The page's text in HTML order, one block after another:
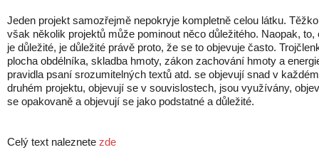
Jeden projekt samozřejmě nepokryje kompletně celou látku. Těžko
však několik projektů může pominout něco důležitého. Naopak, to,
je důležité, je důležité právě proto, že se to objevuje často.
plocha obdélníka, skladba hmoty, zákon zachování hmoty a
pravidla psaní srozumitelných textů atd. se objevují snad v každém
druhém projektu, objevují se v souvislostech, jsou využívány,
se opakovaně a objevují se jako podstatné a důležité.
Celý text naleznete zde